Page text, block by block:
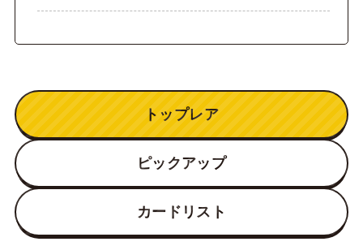
トップレア
ピックアップ
カードリスト